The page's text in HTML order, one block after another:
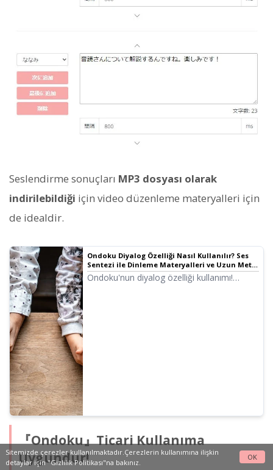
Seslendirme sonuçları MP3 dosyası olarak
indirilebildiği için video düzenleme materyalleri için
de idealdir.
Ondoku Diyalog Özelliği Nasıl Kullanılır? Ses
Sentezi ile Dinleme Materyalleri ve Uzun Metin
Oluşturma Daha Kolay!
Ondoku'nun diyalog özelliği kullanımı!
『Ondoku』Ticari Kullanıma
Uygundur!
Sitemizde çerezler kullanılmaktadır.Çerezlerin kullanımına ilişkin
detaylar için"Gizlilik Politikası"na bakınız.
OK